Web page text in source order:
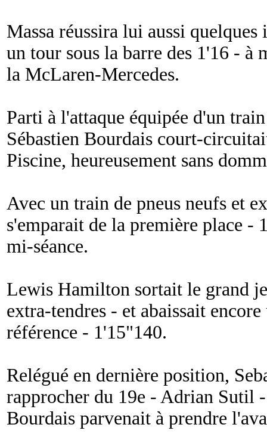
Massa réussira lui aussi
un tour sous la barre des 1'16 - à
la McLaren-Mercedes.
Parti à l'attaque équipée d'un
Sébastien Bourdais court-
Piscine, heureusement sans
Avec un train de pneus neufs et
s'emparait de la première place -
mi-séance.
Lewis Hamilton sortait le grand
extra-tendres - et abaissait
référence - 1'15"140.
Relégué en dernière position,
rapprocher du 19e - Adrian Sutil
Bourdais parvenait à prendre